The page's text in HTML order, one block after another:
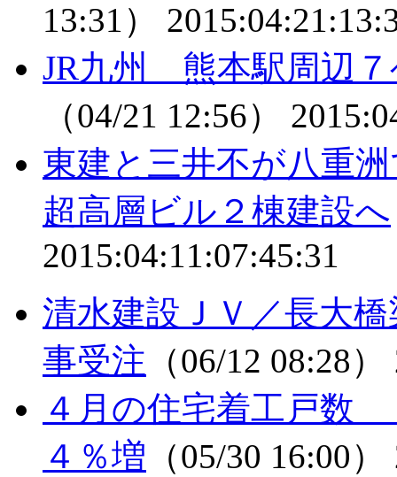
13:31）
JR九州 熊本駅周辺７
（04/21 12:56）
東建と三井不が八重
超高層ビル２棟建設へ
2015:04:11:07:45:31
清水建設ＪＶ／長大
事受注 （06/12 08:28）
４月の住宅着工戸
４％増 （05/30 16:00）